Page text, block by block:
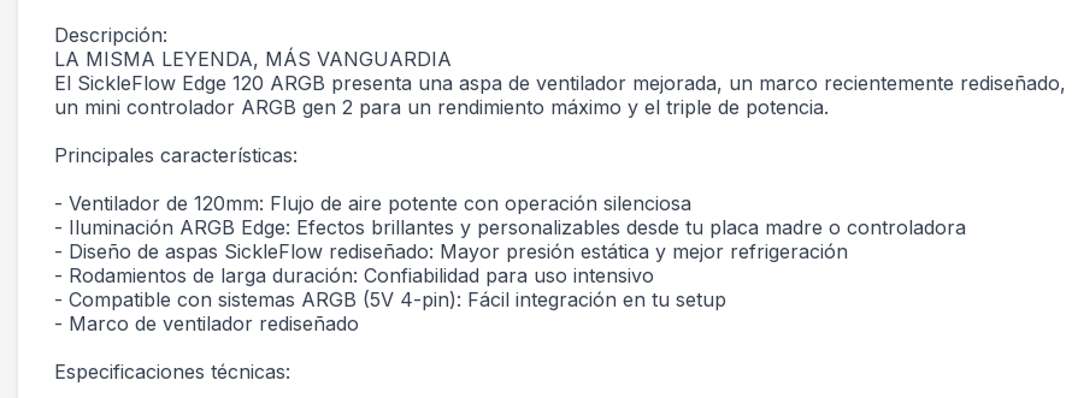
Descripción:
LA MISMA LEYENDA, MÁS VANGUARDIA
El SickleFlow Edge 120 ARGB presenta una aspa de ventilador mejorada, un marco recientemente
un mini controlador ARGB gen 2 para un rendimiento máximo y el triple de potencia.
Principales características:
- Ventilador de 120mm: Flujo de aire potente con operación silenciosa
- Iluminación ARGB Edge: Efectos brillantes y personalizables desde tu placa madre o controladora
- Diseño de aspas SickleFlow rediseñado: Mayor presión estática y mejor refrigeración
- Rodamientos de larga duración: Confiabilidad para uso intensivo
- Compatible con sistemas ARGB (5V 4-pin): Fácil integración en tu setup
- Marco de ventilador rediseñado
Especificaciones técnicas: